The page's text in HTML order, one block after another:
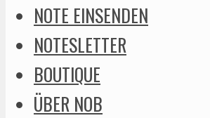
NOTE EINSENDEN
NOTESLETTER
BOUTIQUE
ÜBER NOB